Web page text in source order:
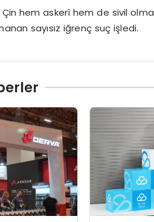
Çin hem askerî hem de sivil
sayısız iğrenç suç işledi.